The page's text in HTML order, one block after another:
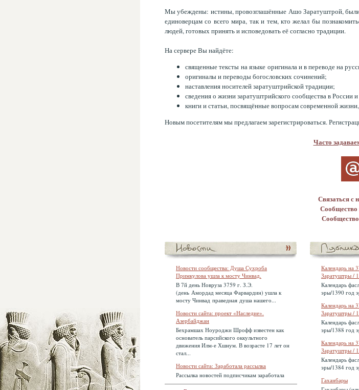
Мы убеждены: истины, провозглашённые Ашо Заратуштрой,
единоверцам со всего мира, так и тем, кто желал бы
людей, готовых принять и исповедовать её согласно традиции.
На сервере Вы найдёте:
священные тексты на языке оригинала и в переводе на
оригиналы и переводы богословских сочинений;
наставления носителей заратуштрийской традиции;
сведения о жизни заратуштрийского сообщества в России
книги и статьи, посвящённые вопросам современной
Новым посетителям мы предлагаем зарегистрироваться.
Часто
Связаться с
Новости сообщества: Душа Сухроба
Примкулова ушла к мосту Чинвад.
В 7й день Новруза 3759 г. З.Э.
(день Амордад месяца Фарвардин) ушла к
мосту Чинвад праведная душа нашего...
Новости сайта: проект «Наследие».
Азербайджан
Бехрамшах Ноуроджи Шрофф известен как
основатель парсийского оккультного
движения Илм-е Хшнум. В возрасте 17 лет он
стал...
Новости сайта: Заработала рассылка
Рассылка новостей подписчикам заработала
Календарь на
Заратуштры /
Календарь
эры/1390 год
Календарь на
Заратуштры /
Календарь
эры/1388 год
Календарь на
Заратуштры /
Календарь
эры/1384 год
Гаханбары